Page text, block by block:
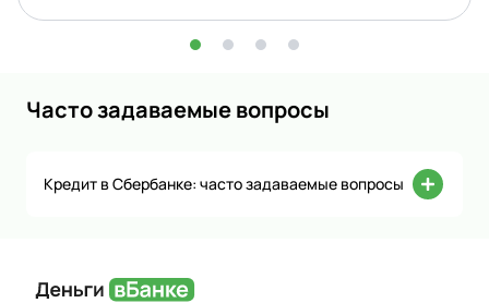
Часто задаваемые вопросы
Кредит в Сбербанке: часто задаваемые вопросы